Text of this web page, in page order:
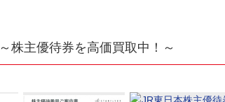
～株主優待券を高価買取中！～